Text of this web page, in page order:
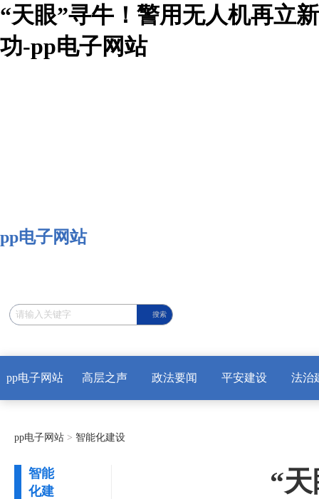
“天眼”寻牛！警用无人机再立新
功-pp电子网站
pp电子网站
搜索
pp电子网站 高层之声 政法要闻 平安建设 法治
pp电子网站 > 智能化建设
智能
化建
“